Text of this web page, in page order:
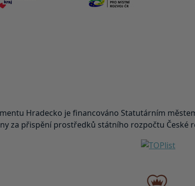
Hradecko je financováno Statutárním
za přispění prostředků státního rozpočtu